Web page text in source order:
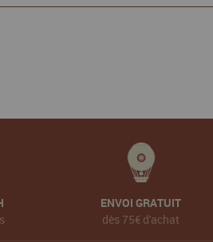
ENVOI GRATUIT
dès 75€ d'achat